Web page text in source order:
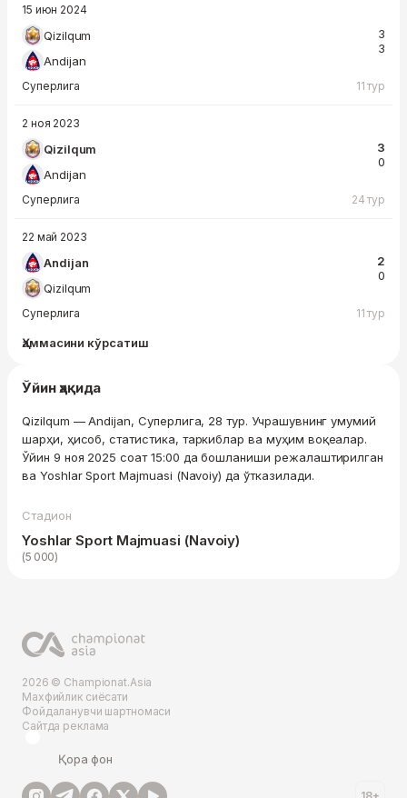
15 июн 2024
Qizilqum
Andijan
3
3
Суперлига 11 тур
2 ноя 2023
Qizilqum
Andijan
3
0
Суперлига 24 тур
22 май 2023
Andijan
Qizilqum
2
0
Суперлига 11 тур
Ҳаммасини кўрсатиш
Ўйин ҳақида
Qizilqum — Andijan, Суперлига, 28 тур. Учрашувнинг умумий
шарҳи, ҳисоб, статистика, таркиблар ва муҳим воқеалар.
Ўйин 9 ноя 2025 соат 15:00 да бошланиши режалаштирилган
ва Yoshlar Sport Majmuasi (Navoiy) да ўтказилади.
Стадион
Yoshlar Sport Majmuasi (Navoiy)
(5 000)
2026 © Championat.Asia
Махфийлик сиёсати
Фойдаланувчи шартномаси
Сайтда реклама
Қора фон